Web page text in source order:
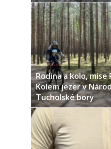
Rodina a kolo,
Kolem jezer v
Tucholské bory